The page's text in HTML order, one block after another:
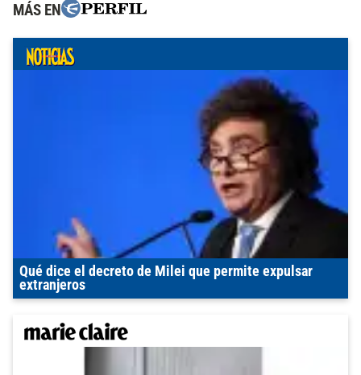
MÁS EN
Qué dice el decreto de Milei que permite expulsar
extranjeros